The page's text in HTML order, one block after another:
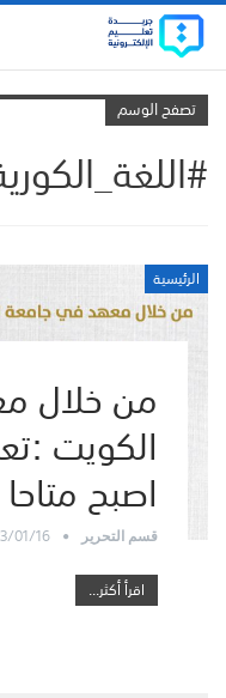
تصفح الوسم
الرئيسية
من خلال
الكويت
اصبح متاحا
قسم التحرير 01/16
اقرأ أكثر...